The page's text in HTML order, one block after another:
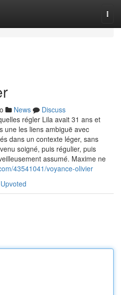
News
Discuss
régler Lila avait 31 ans et
une les liens ambiguë avec
dans un contexte léger, sans
soigné, puis régulier, puis
assumé. Maxime ne
43541041/voyance-olivier